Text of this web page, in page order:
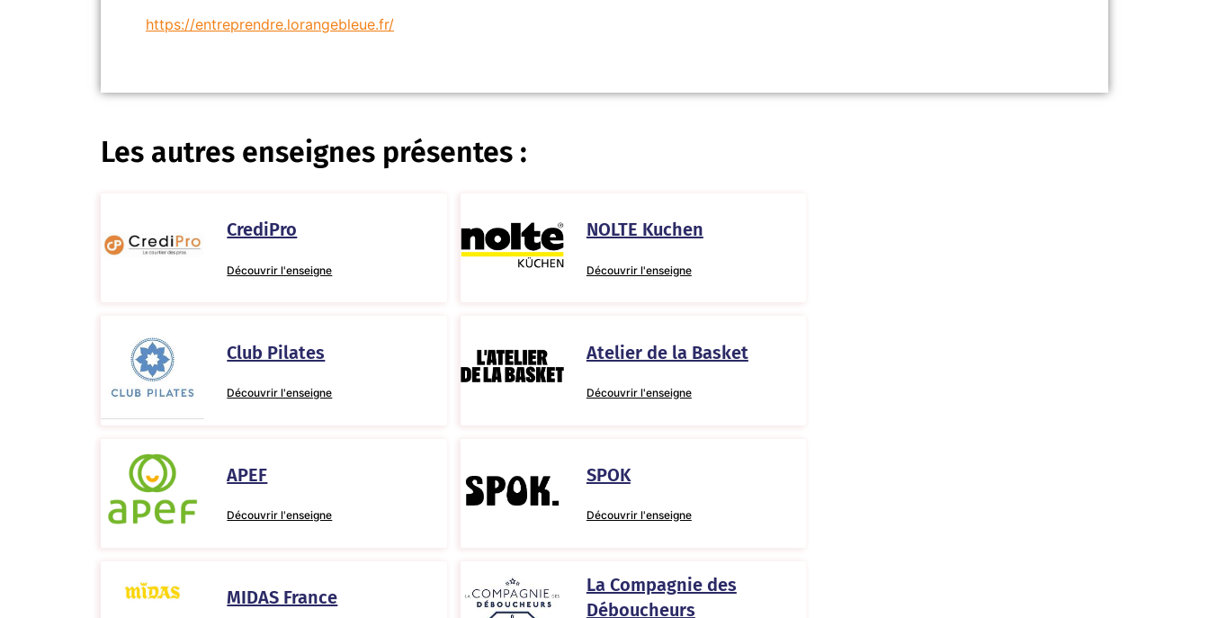
https://entreprendre.lorangebleue.fr/
Les autres enseignes présentes :
CrediPro
Découvrir l'enseigne
NOLTE Kuchen
Découvrir l'enseigne
Club Pilates
Découvrir l'enseigne
Atelier de la Basket
Découvrir l'enseigne
APEF
Découvrir l'enseigne
SPOK
Découvrir l'enseigne
MIDAS France
La Compagnie des
Déboucheurs